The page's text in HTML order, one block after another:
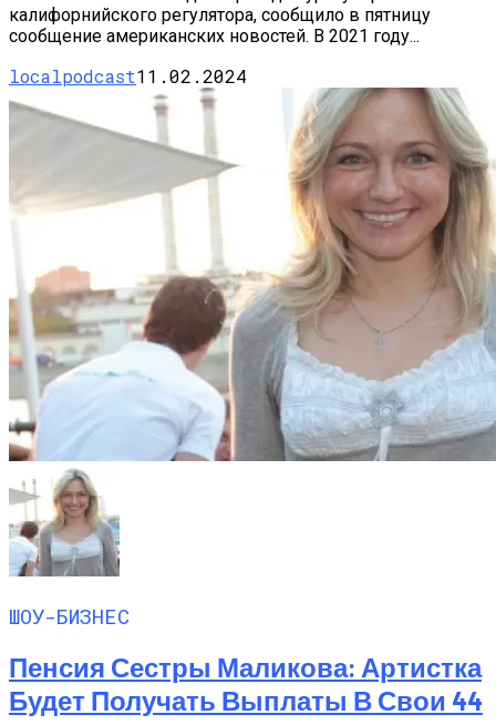
калифорнийского регулятора, сообщило в пятницу
сообщение американских новостей. В 2021 году...
localpodcast11.02.2024
ШОУ-БИЗНЕС
Пенсия Сестры Маликова: Артистка
Будет Получать Выплаты В Свои 44